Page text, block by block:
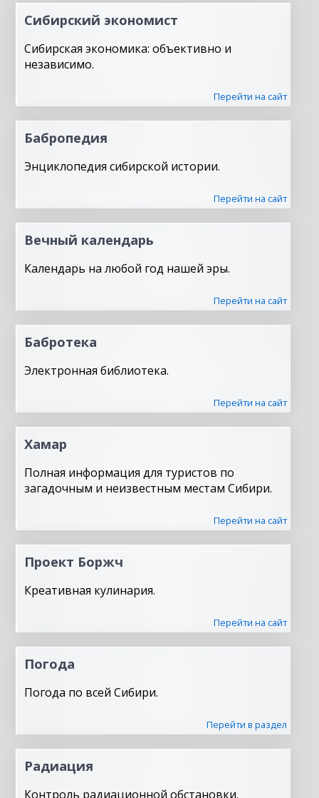
Сибирский экономист
Сибирская экономика: объективно и
независимо.
Перейти на сайт
Бабропедия
Энциклопедия сибирской истории.
Перейти на сайт
Вечный календарь
Календарь на любой год нашей эры.
Перейти на сайт
Бабротека
Электронная библиотека.
Перейти на сайт
Хамар
Полная информация для туристов по
загадочным и неизвестным местам Сибири.
Перейти на сайт
Проект Боржч
Креативная кулинария.
Перейти на сайт
Погода
Погода по всей Сибири.
Перейти в раздел
Радиация
Контроль радиационной обстановки.